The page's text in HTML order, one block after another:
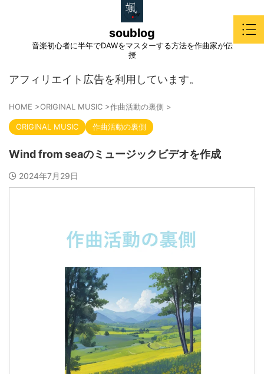
soublog
音楽初心者に半年でDAWをマスターする方法を作曲家が伝
授
アフィリエイト広告を利用しています。
HOME >ORIGINAL MUSIC >作曲活動の裏側 >
ORIGINAL MUSIC 作曲活動の裏側
Wind from seaのミュージックビデオを作成
2024年7月29日